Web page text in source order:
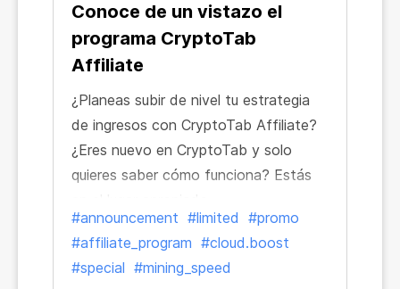
Conoce de un vistazo el
programa CryptoTab
Affiliate
¿Planeas subir de nivel tu estrategia
de ingresos con CryptoTab Affiliate?
¿Eres nuevo en CryptoTab y solo
quieres saber cómo funciona? Estás
#announcement #limited #promo
#affiliate_program #cloud.boost
#special #mining_speed